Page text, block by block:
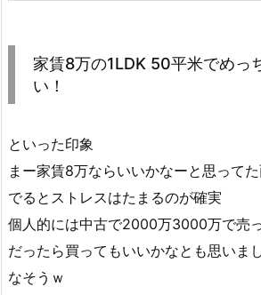
家賃8万の1LDK 50平米でめっ
い！
といった印象
まー家賃8万ならいいかなーと思って
でるとストレスはたまるのが確実
個人的には中古で2000万3000万で売
だったら買ってもいいかなとも思いま
なそうｗ